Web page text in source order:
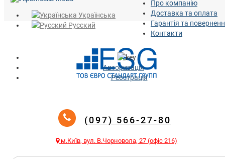
Українська
Русский
Про компанію
Доставка та оплата
Гарантія та
Контакти
Авторизація
Реєстрація
(097) 566-27-80
м.Київ, вул. В.Чорновола, 27 (офіс 216)